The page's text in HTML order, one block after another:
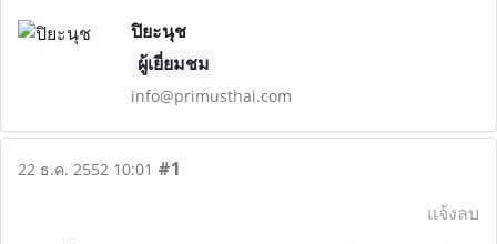
ปิยะนุช
ผู้เยี่ยมชม
info@primusthai.com
22 ธ.ค. 2552 10:01 #1
แจ้งลบ